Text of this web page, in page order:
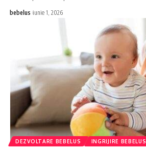
bebelus iunie 1, 2026
DEZVOLTARE BEBELUS INGRIJIRE BEBELUS